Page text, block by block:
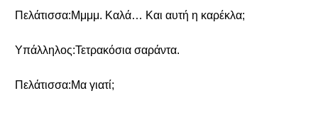
Πελάτισσα:Μμμμ. Καλά… Και αυτή η καρέκλα;
Υπάλληλος:Τετρακόσια σαράντα.
Πελάτισσα:Μα γιατί;